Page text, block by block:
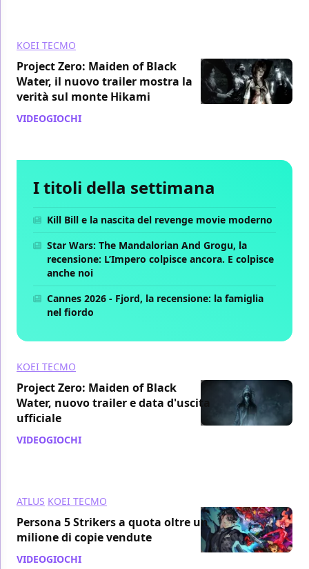
KOEI TECMO
Project Zero: Maiden of Black
Water, il nuovo trailer mostra la
verità sul monte Hikami
VIDEOGIOCHI
I titoli della settimana
Kill Bill e la nascita del revenge movie moderno
Star Wars: The Mandalorian And Grogu, la
recensione: L’Impero colpisce ancora. E colpisce
anche noi
Cannes 2026 - Fjord, la recensione: la famiglia
nel fiordo
KOEI TECMO
Project Zero: Maiden of Black
Water, nuovo trailer e data d'uscita
ufficiale
VIDEOGIOCHI
ATLUS KOEI TECMO
Persona 5 Strikers a quota oltre un
milione di copie vendute
VIDEOGIOCHI